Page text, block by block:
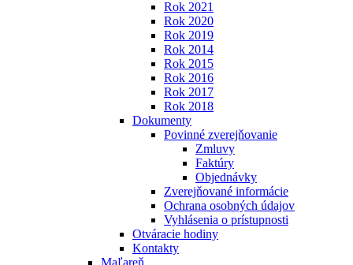
Rok 2021
Rok 2020
Rok 2019
Rok 2014
Rok 2015
Rok 2016
Rok 2017
Rok 2018
Dokumenty
Povinné zverejňovanie
Zmluvy
Faktúry
Objednávky
Zverejňované informácie
Ochrana osobných údajov
Vyhlásenia o prístupnosti
Otváracie hodiny
Kontakty
Maľareň